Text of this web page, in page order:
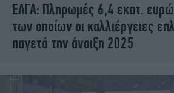
ΕΛΓΑ: Πληρωμές 6,4 εκατ. ευρώ
των οποίων οι καλλιέργειες
παγετό την άνοιξη 2025